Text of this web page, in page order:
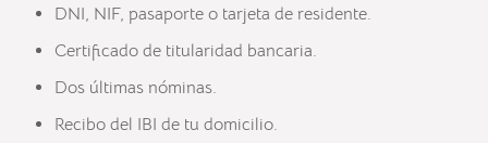
DNI, NIF, pasaporte o tarjeta de residente.
Certificado de titularidad bancaria.
Dos últimas nóminas.
Recibo del IBI de tu domicilio.